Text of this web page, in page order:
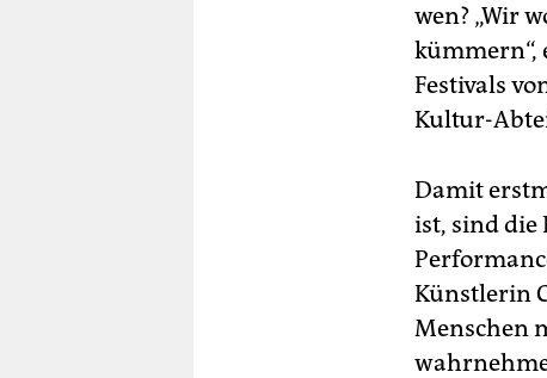
wen? „Wir
kümmern“,
Festivals
Kultur-
Damit
ist, sind die
Künstlerin
Menschen